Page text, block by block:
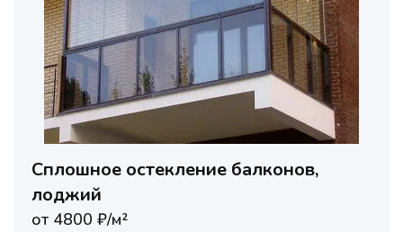
Сплошное остекление балконов,
лоджий
от 4800 ₽/м²